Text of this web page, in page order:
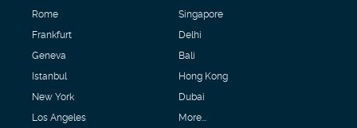
Rome
Frankfurt
Geneva
Istanbul
New York
Los Angeles
Singapore
Delhi
Bali
Hong Kong
Dubai
More...